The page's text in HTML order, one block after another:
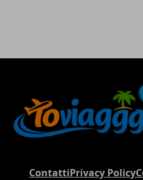
ContattiPrivacy Policy